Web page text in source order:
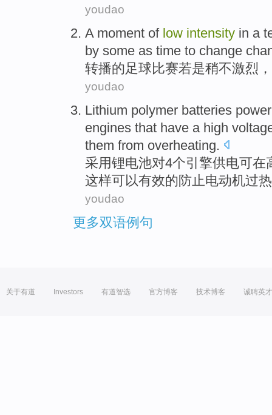
youdao
A moment of low intensity in a
by some as time to change
转播的 足球比赛若是稍不激烈，
youdao
Lithium polymer batteries power
engines that have a high
them from overheating.
采用锂电池对4个引擎供电可在
这样可以有效的 防止电动机过热
youdao
更多双语例句
关于有道 Investors 有道智选 官方博客 技术博客 诚聘英才